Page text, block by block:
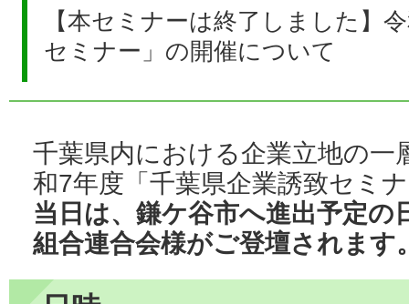
【本セミナーは終了しました】
セミナー」の開催について
千葉県内における企業立地の一
和7年度「千葉県企業誘致セミ
当日は、鎌ケ谷市へ進出予定の
組合連合会様がご登壇されます